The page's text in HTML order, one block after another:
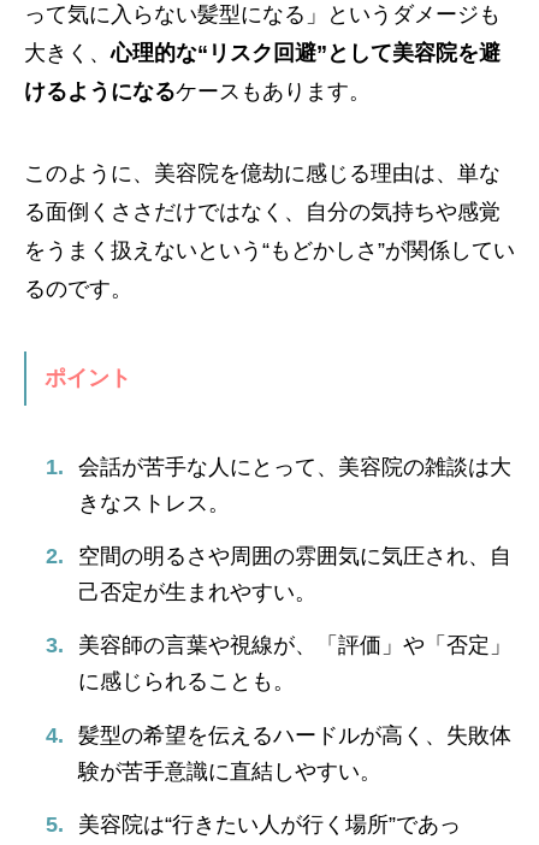
って気に入らない髪型になる」というダメージも
大きく、心理的な“リスク回避”として美容院を避
けるようになるケースもあります。
このように、美容院を億劫に感じる理由は、単な
る面倒くささだけではなく、自分の気持ちや感覚
をうまく扱えないという“もどかしさ”が関係してい
るのです。
ポイント
会話が苦手な人にとって、美容院の雑談は大
きなストレス。
空間の明るさや周囲の雰囲気に気圧され、自
己否定が生まれやすい。
美容師の言葉や視線が、「評価」や「否定」
に感じられることも。
髪型の希望を伝えるハードルが高く、失敗体
験が苦手意識に直結しやすい。
美容院は“行きたい人が行く場所”であっ